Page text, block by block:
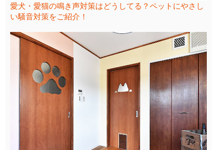
愛犬・愛猫の鳴き声対策はどうしてる？ペットにやさし
い騒音対策をご紹介！